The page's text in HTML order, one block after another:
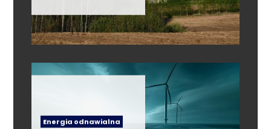
Energia odnawialna